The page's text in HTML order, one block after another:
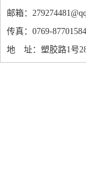
邮箱：
传真：0769-87701584
地 址：塑胶路1号